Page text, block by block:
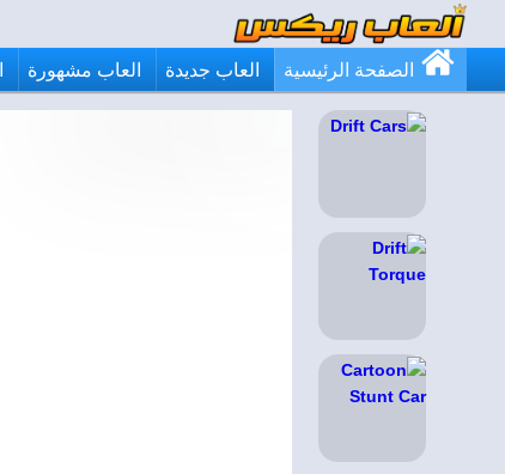
الصفحة الرئيسية العاب جديدة العاب مشهورة